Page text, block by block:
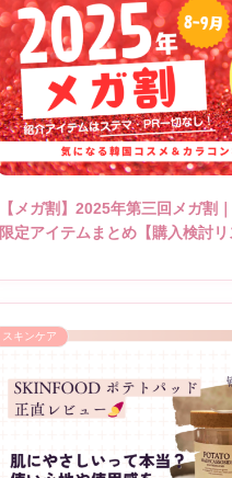
【メガ割】2025年第三回メガ割
限定アイテムまとめ【購入検討リ
スキンケア